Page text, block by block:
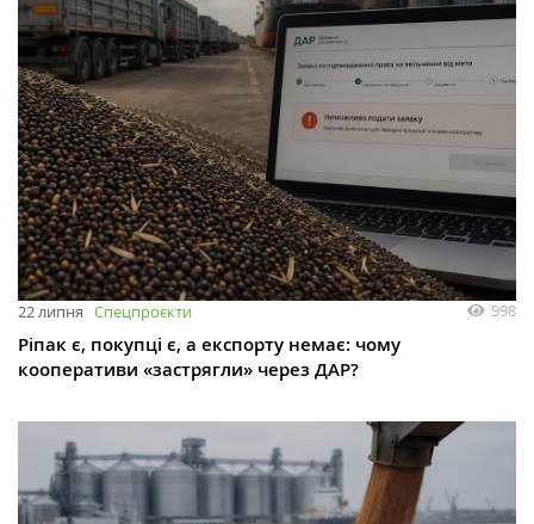
22 липня Спецпроєкти 998
Ріпак є, покупці є, а експорту немає: чому
кооперативи «застрягли» через ДАР?